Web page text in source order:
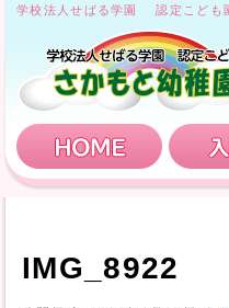
学校法人せばる学園 認定こども
HOME
IMG_8922